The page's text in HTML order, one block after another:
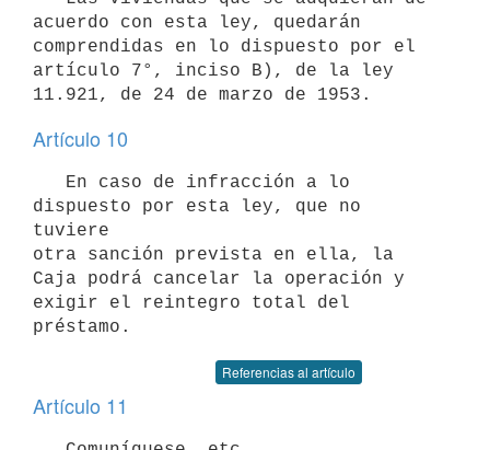
acuerdo con esta ley, quedarán
comprendidas en lo dispuesto por el
artículo 7°, inciso B), de la ley
Artículo 10
dispuesto por esta ley, que no
tuviere
otra sanción prevista en ella, la
Caja podrá cancelar la operación y
exigir el reintegro total del
préstamo.
Referencias al artículo
Artículo 11